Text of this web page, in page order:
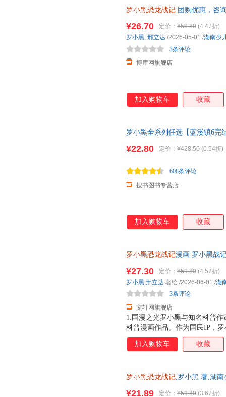
罗小黑恐龙战记 团购优惠，咨
¥26.70 定价： ¥59.80 (4.47折)
博库网旗舰店
3条评论
罗小黑, 邢立达 /2026-05-01 /湖南少
加入购物车 收藏
罗小黑全系列任选【蓝溪镇6完
¥22.80 定价： ¥428.50 (0.54折)
搜书图书专营店
608条评论
加入购物车 收藏
罗小黑恐龙战记漫画 罗小黑战
近发货，85%城市次日达，团
1.国漫之光罗小黑与知名科普
科普漫画作品。作为国民IP，
动画于2011年开始播放，B站
3.15亿票房，同名漫画书2015
得主，中国古生物学会科普工
¥27.30 定价： ¥59.80 (4.57折)
文轩网旗舰店
3条评论
罗小黑,邢立达 著绘 /2026-06-01 /湖
加入购物车 收藏
罗小黑恐龙战记,罗小黑 著,湖
¥21.89 定价： ¥59.80 (3.67折)